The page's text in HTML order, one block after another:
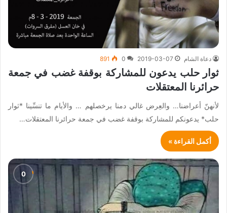
دعاة الشام 2019-03-07
0
891
ثوار حلب يدعون للمشاركة بوقفة غضب في جمعة
حرائرنا المعتقلات
لأنهنّ أعراضنا… والعِرض غالي دمنا يرخصلهم … والأيام ما تنسِّينا *ثوار
حلب* يدعونكم للمشاركة بوقفة غضب في جمعة حرائرنا المعتقلات…
أكمل القراءة »